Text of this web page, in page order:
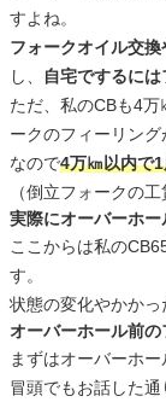
すよね。
フォークオイル交
し、
自宅でするに
ただ、私のCBも4
ークのフィーリング
なので4万㎞以内で
（倒立フォークの
実際にオーバーホ
ここからは私の
す。
状態の変化やかか
オーバーホール前
まずはオーバーホ
冒頭でもお話した